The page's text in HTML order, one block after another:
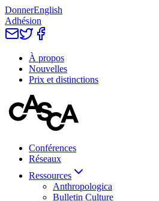
DonnerEnglish
Adhésion
À propos
Nouvelles
Prix et distinctions
Conférences
Réseaux
Ressources
Anthropologica
Bulletin Culture